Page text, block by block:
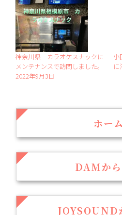
神奈川県 カラオケスナックに
メンテナンスで訪問しました。
2022年9月3日
小
に
ホーム
DAMか
JOYSOUND